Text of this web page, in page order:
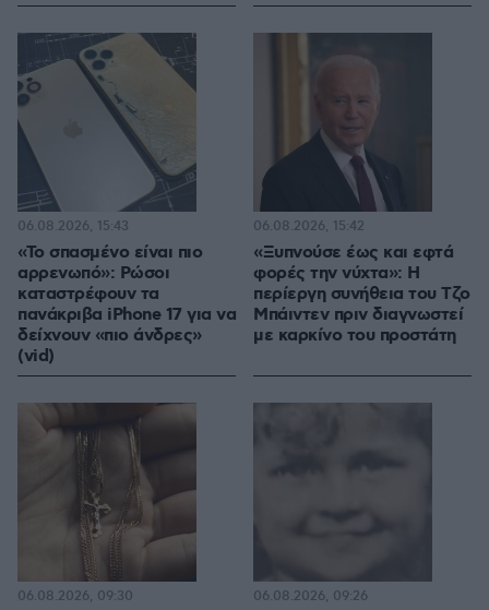
«Το σπασμένο είναι πιο
αρρενωπό»: Ρώσοι
καταστρέφουν τα
πανάκριβα iPhone 17 για να
δείχνουν «πιο άνδρες»
(vid)
06.08.2026, 15:43
«Ξυπνούσε έως και εφτά
φορές την νύχτα»: Η
περίεργη συνήθεια του Τζο
Μπάιντεν πριν διαγνωστεί
με καρκίνο του προστάτη
06.08.2026, 15:42
06.08.2026, 09:30 06.08.2026, 09:26